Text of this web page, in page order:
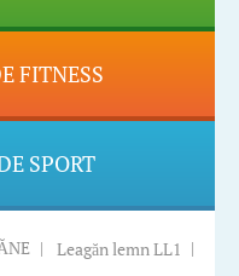
FITNESS
SPORT
| Leagăn lemn LL1 |